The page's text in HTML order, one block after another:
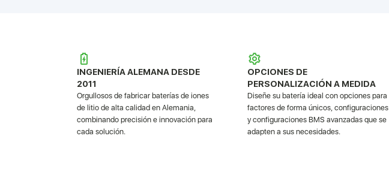
INGENIERÍA ALEMANA DESDE
2011
Orgullosos de fabricar baterías de iones
de litio de alta calidad en Alemania,
combinando precisión e innovación para
cada solución.
OPCIONES DE
PERSONALIZACIÓN A MEDIDA
Diseñe su batería ideal con opciones para
factores de forma únicos, configuraciones
y configuraciones BMS avanzadas que se
adapten a sus necesidades.